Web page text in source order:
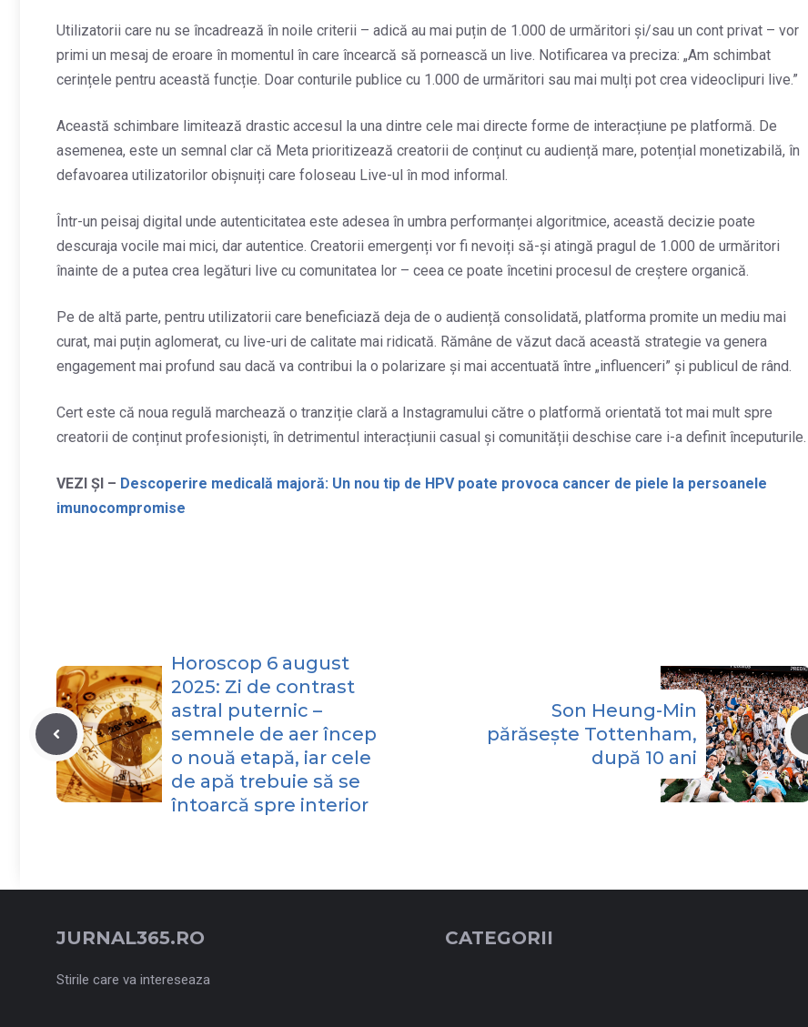
Utilizatorii care nu se încadrează în noile criterii – adică au mai puțin de 1.000 de urmăritori și/sau un cont privat – vor
primi un mesaj de eroare în momentul în care încearcă să pornească un live. Notificarea va preciza: „Am schimbat
cerințele pentru această funcție. Doar conturile publice cu 1.000 de urmăritori sau mai mulți pot crea videoclipuri live.”
Această schimbare limitează drastic accesul la una dintre cele mai directe forme de interacțiune pe platformă. De
asemenea, este un semnal clar că Meta prioritizează creatorii de conținut cu audiență mare, potențial monetizabilă, în
defavoarea utilizatorilor obișnuiți care foloseau Live-ul în mod informal.
Într-un peisaj digital unde autenticitatea este adesea în umbra performanței algoritmice, această decizie poate
descuraja vocile mai mici, dar autentice. Creatorii emergenți vor fi nevoiți să-și atingă pragul de 1.000 de urmăritori
înainte de a putea crea legături live cu comunitatea lor – ceea ce poate încetini procesul de creștere organică.
Pe de altă parte, pentru utilizatorii care beneficiază deja de o audiență consolidată, platforma promite un mediu mai
curat, mai puțin aglomerat, cu live-uri de calitate mai ridicată. Rămâne de văzut dacă această strategie va genera
engagement mai profund sau dacă va contribui la o polarizare și mai accentuată între „influenceri” și publicul de rând.
Cert este că noua regulă marchează o tranziție clară a Instagramului către o platformă orientată tot mai mult spre
creatorii de conținut profesioniști, în detrimentul interacțiunii casual și comunității deschise care i-a definit începuturile.
VEZI ȘI – Descoperire medicală majoră: Un nou tip de HPV poate provoca cancer de piele la persoanele
imunocompromise
Horoscop 6 august
2025: Zi de contrast
astral puternic –
semnele de aer încep
o nouă etapă, iar cele
de apă trebuie să se
întoarcă spre interior
Son Heung-Min
părăsește Tottenham,
după 10 ani
JURNAL365.RO
Stirile care va intereseaza
CATEGORII